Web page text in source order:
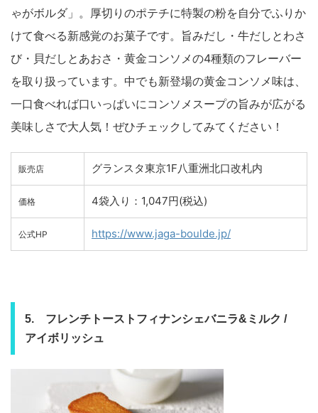
ゃがボルダ」。厚切りのポテチに特製の粉を自分でふりか
けて食べる新感覚のお菓子です。旨みだし・牛だしとわさ
び・貝だしとあおさ・黄金コンソメの4種類のフレーバー
を取り扱っています。中でも新登場の黄金コンソメ味は、
一口食べれば口いっぱいにコンソメスープの旨みが広がる
美味しさで大人気！ぜひチェックしてみてください！
販売店 グランスタ東京1F八重洲北口改札内
価格 4袋入り：1,047円(税込)
公式HP https://www.jaga-boulde.jp/
5. フレンチトーストフィナンシェバニラ&ミルク /
アイボリッシュ